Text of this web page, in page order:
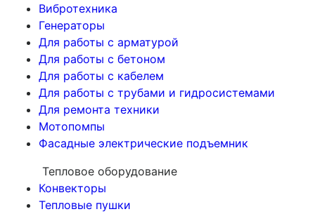
Вибротехника
Генераторы
Для работы с арматурой
Для работы с бетоном
Для работы с кабелем
Для работы с трубами и гидросистемами
Для ремонта техники
Мотопомпы
Фасадные электрические подъемник
Тепловое оборудование
Конвекторы
Тепловые пушки